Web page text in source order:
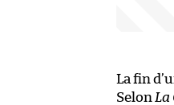
La fin
Selon La